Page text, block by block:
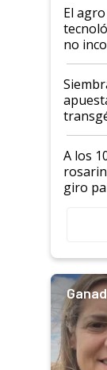
El
no
por
A los
giro